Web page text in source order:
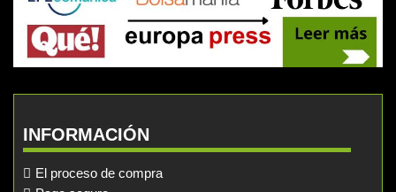
INFORMACIÓN
El proceso de compra